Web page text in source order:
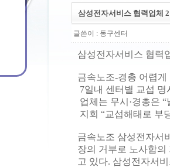
삼성전자서비스 협력업체
글쓴이 : 동구센터
삼성전자서비스 협력
금속노조-경총 어렵게
7일내 센터별 교섭 명
업체는 무시·경총은 “
지회 “교섭해태로 부
금속노조 삼성전자서
장의 거부로 노사합의
고 있다. 삼성전자서